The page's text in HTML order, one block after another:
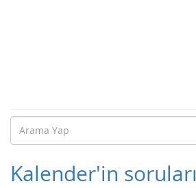
Kalender'in soruları